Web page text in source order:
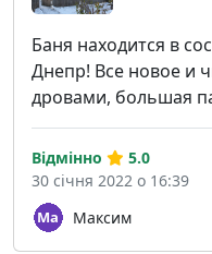
Баня находится в
Днепр! Все новое и
дровами, большая
Максим
Відмінно
5.0
30 січня 2022 о 16:39